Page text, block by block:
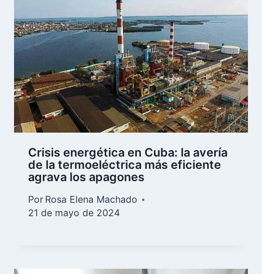
Crisis energética en Cuba: la avería
de la termoeléctrica más eficiente
agrava los apagones
Por Rosa Elena Machado
21 de mayo de 2024